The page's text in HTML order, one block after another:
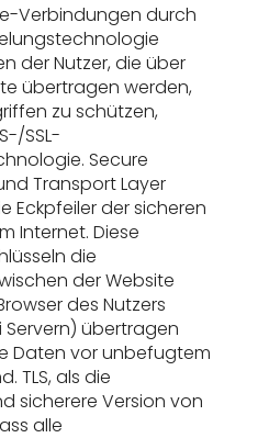
Verbindungen durch
der Nutzer, die über
übertragen werden,
zu schützen,
SSL-
Secure
Transport Layer
Eckpfeiler der sicheren
Internet. Diese
die
der Website
des Nutzers
übertragen
Daten vor unbefugtem
TLS, als die
sicherere Version von
alle